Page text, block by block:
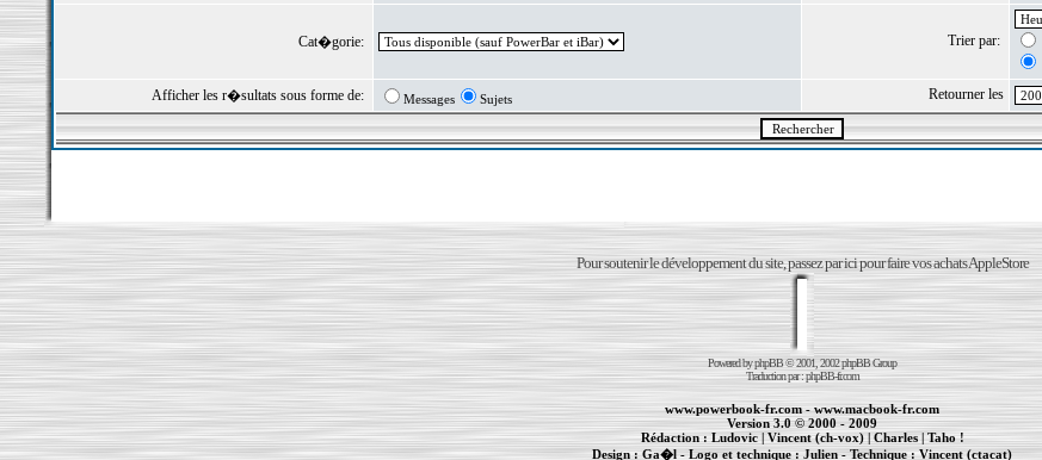
Cat�gorie: Trier par:
Afficher les r�sultats sous forme de: Messages Sujets Retourner les
Pour soutenir le développement du site, passez par ici pour faire vos achats AppleStore
Powered byphpBB© 2001, 2002 phpBB Group
Traduction par :phpBB-fr.com
www.powerbook-fr.com-www.macbook-fr.com
Version 3.0 © 2000 - 2009
Rédaction :Ludovic| Vincent (ch-vox)|Charles| Taho !
Design : Ga�l - Logo et technique : Julien - Technique :Vincent (ctacat)